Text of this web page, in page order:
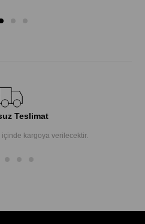
Teslimat
kargoya verilecektir.